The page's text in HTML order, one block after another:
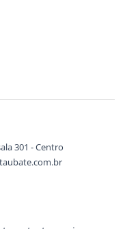
301 - Centro